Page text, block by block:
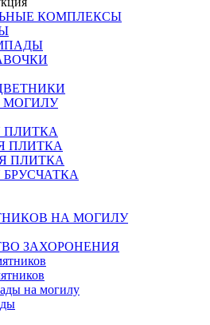
КОМПЛЕКСЫ
МОГИЛУ
ПЛИТКА
ПЛИТКА
ПЛИТКА
НА МОГИЛУ
ЗАХОРОНЕНИЯ
на могилу